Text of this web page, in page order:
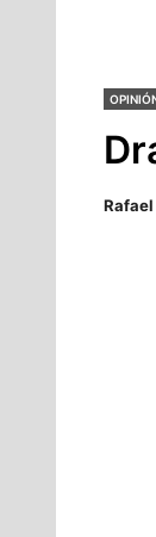
Rafael